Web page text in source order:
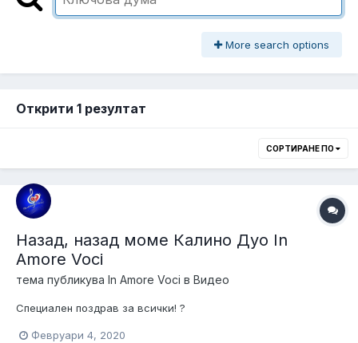
More search options
Открити 1 резултат
СОРТИРАНЕ ПО
Назад, назад моме Калино Дуо In
Amore Voci
тема публикува In Amore Voci в Видео
Специален поздрав за всички! ?
Февруари 4, 2020